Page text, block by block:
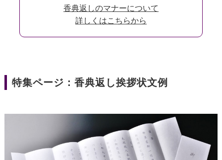
香典返しのマナーについて
詳しくはこちらから
特集ページ：香典返し挨拶状文例